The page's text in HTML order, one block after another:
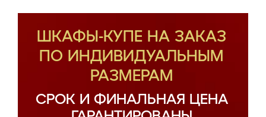
ШКАФЫ-КУПЕ НА ЗАКАЗ
ПО ИНДИВИДУАЛЬНЫМ
РАЗМЕРАМ
СРОК И ФИНАЛЬНАЯ ЦЕНА